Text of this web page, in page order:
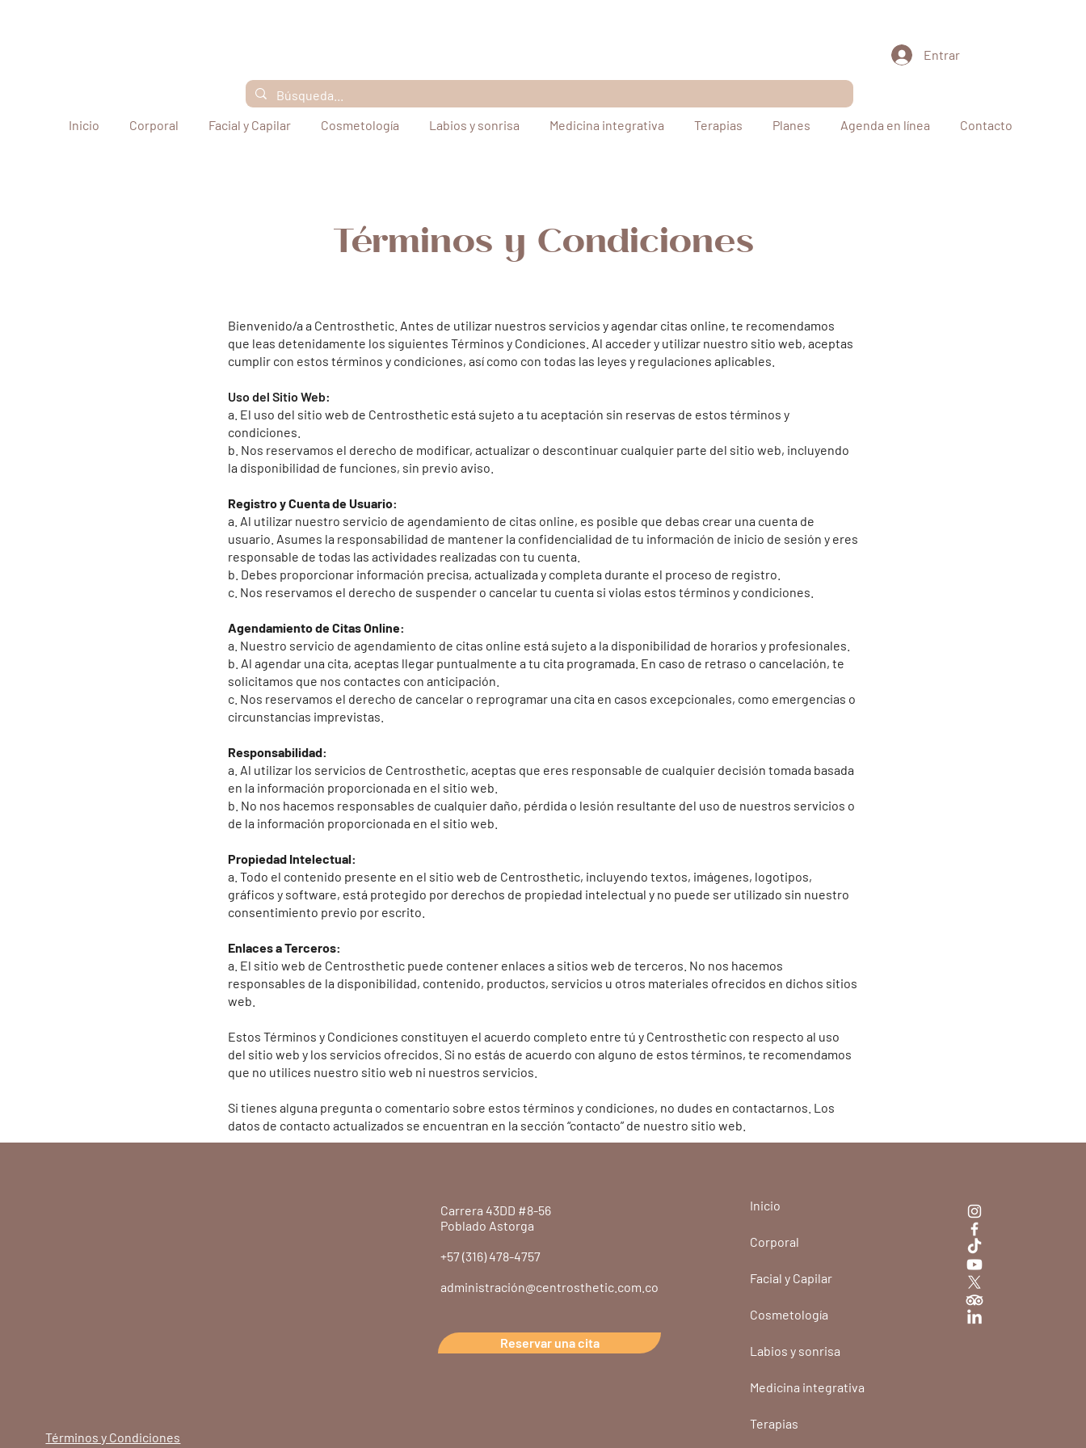
Entrar
Inicio Corporal Facial y Capilar Cosmetología Labios y sonrisa Medicina integrativa Terapias Planes Agenda en línea Contacto
Términos y Condiciones
Bienvenido/a a Centrosthetic. Antes de utilizar nuestros servicios y agendar citas online, te recomendamos
que leas detenidamente los siguientes Términos y Condiciones. Al acceder y utilizar nuestro sitio web, aceptas
cumplir con estos términos y condiciones, así como con todas las leyes y regulaciones aplicables.
Uso del Sitio Web:
a. El uso del sitio web de Centrosthetic está sujeto a tu aceptación sin reservas de estos términos y
condiciones.
b. Nos reservamos el derecho de modificar, actualizar o descontinuar cualquier parte del sitio web, incluyendo
la disponibilidad de funciones, sin previo aviso.
Registro y Cuenta de Usuario:
a. Al utilizar nuestro servicio de agendamiento de citas online, es posible que debas crear una cuenta de
usuario. Asumes la responsabilidad de mantener la confidencialidad de tu información de inicio de sesión y eres
responsable de todas las actividades realizadas con tu cuenta.
b. Debes proporcionar información precisa, actualizada y completa durante el proceso de registro.
c. Nos reservamos el derecho de suspender o cancelar tu cuenta si violas estos términos y condiciones.
Agendamiento de Citas Online:
a. Nuestro servicio de agendamiento de citas online está sujeto a la disponibilidad de horarios y profesionales.
b. Al agendar una cita, aceptas llegar puntualmente a tu cita programada. En caso de retraso o cancelación, te
solicitamos que nos contactes con anticipación.
c. Nos reservamos el derecho de cancelar o reprogramar una cita en casos excepcionales, como emergencias o
circunstancias imprevistas.
Responsabilidad:
a. Al utilizar los servicios de Centrosthetic, aceptas que eres responsable de cualquier decisión tomada basada
en la información proporcionada en el sitio web.
b. No nos hacemos responsables de cualquier daño, pérdida o lesión resultante del uso de nuestros servicios o
de la información proporcionada en el sitio web.
Propiedad Intelectual:
a. Todo el contenido presente en el sitio web de Centrosthetic, incluyendo textos, imágenes, logotipos,
gráficos y software, está protegido por derechos de propiedad intelectual y no puede ser utilizado sin nuestro
consentimiento previo por escrito.
Enlaces a Terceros:
a. El sitio web de Centrosthetic puede contener enlaces a sitios web de terceros. No nos hacemos
responsables de la disponibilidad, contenido, productos, servicios u otros materiales ofrecidos en dichos sitios
web.
Estos Términos y Condiciones constituyen el acuerdo completo entre tú y Centrosthetic con respecto al uso
del sitio web y los servicios ofrecidos. Si no estás de acuerdo con alguno de estos términos, te recomendamos
que no utilices nuestro sitio web ni nuestros servicios.
Si tienes alguna pregunta o comentario sobre estos términos y condiciones, no dudes en contactarnos. Los
datos de contacto actualizados se encuentran en la sección “contacto” de nuestro sitio web.
Términos y Condiciones
Carrera 43DD #8-56
Poblado Astorga
+57 (316) 478-4757
administración@centrosthetic.com.co
Reservar una cita
Inicio
Corporal
Facial y Capilar
Cosmetología
Labios y sonrisa
Medicina integrativa
Terapias